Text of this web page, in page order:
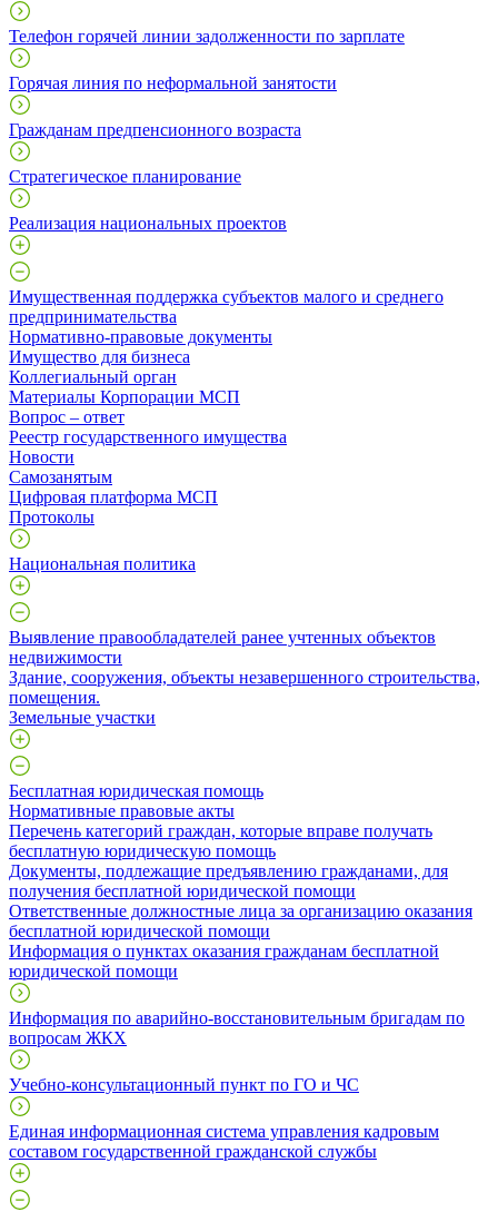
Телефон горячей линии задолженности по зарплате
Горячая линия по неформальной занятости
Гражданам предпенсионного возраста
Стратегическое планирование
Реализация национальных проектов
Имущественная поддержка субъектов малого и среднего
предпринимательства
Нормативно-правовые документы
Имущество для бизнеса
Коллегиальный орган
Материалы Корпорации МСП
Вопрос – ответ
Реестр государственного имущества
Новости
Самозанятым
Цифровая платформа МСП
Протоколы
Национальная политика
Выявление правообладателей ранее учтенных объектов
недвижимости
​Здание, сооружения, объекты незавершенного строительства,
помещения.
Земельные участки
Бесплатная юридическая помощь
Нормативные правовые акты
Перечень категорий граждан, которые вправе получать
бесплатную юридическую помощь
Документы, подлежащие предъявлению гражданами, для
получения бесплатной юридической помощи
Ответственные должностные лица за организацию оказания
бесплатной юридической помощи
Информация о пунктах оказания гражданам бесплатной
юридической помощи
Информация по аварийно-восстановительным бригадам по
вопросам ЖКХ
Учебно-консультационный пункт по ГО и ЧС
Единая информационная система управления кадровым
составом государственной гражданской службы